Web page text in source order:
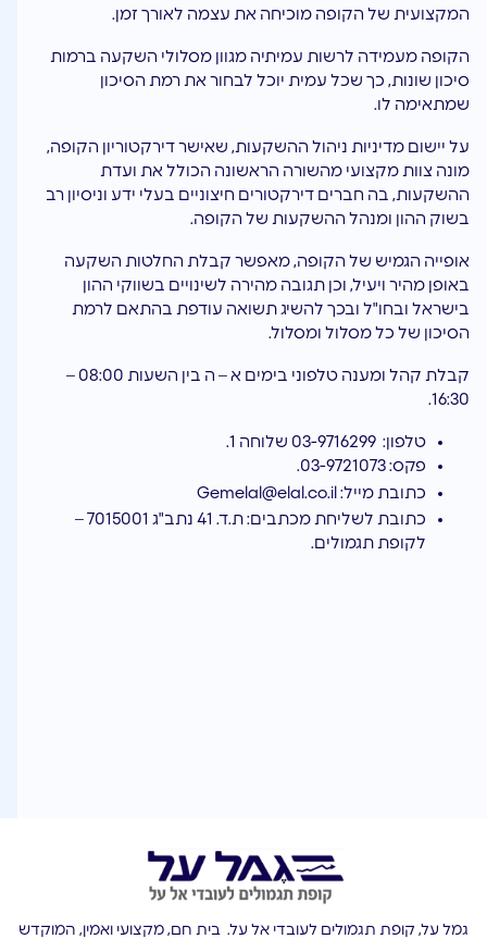
המקצועית של הקופה מוכיחה את עצמה לאורך זמן.
הקופה מעמידה לרשות עמיתיה מגוון מסלולי השקעה ברמות
סיכון שונות, כך שכל עמית יוכל לבחור את רמת הסיכון
שמתאימה לו.
על יישום מדיניות ניהול ההשקעות, שאישר דירקטוריון הקופה,
מונה צוות מקצועי מהשורה הראשונה הכולל את ועדת
ההשקעות, בה חברים דירקטורים חיצוניים בעלי ידע וניסיון רב
בשוק ההון ומנהל ההשקעות של הקופה.
אופייה הגמיש של הקופה, מאפשר קבלת החלטות השקעה
באופן מהיר ויעיל, וכן תגובה מהירה לשינויים בשווקי ההון
בישראל ובחו"ל ובכך להשיג תשואה עודפת בהתאם לרמת
הסיכון של כל מסלול ומסלול.
קבלת קהל ומענה טלפוני בימים א – ה בין השעות 08:00 –
16:30.
טלפון: 03-9716299 שלוחה 1.
פקס: 03-9721073.
כתובת מייל: Gemelal@elal.co.il
כתובת לשליחת מכתבים: ת.ד. 41 נתב"ג 7015001 –
לקופת תגמולים.
גמל על, קופת תגמולים לעובדי אל על. בית חם, מקצועי ואמין, המוקדש